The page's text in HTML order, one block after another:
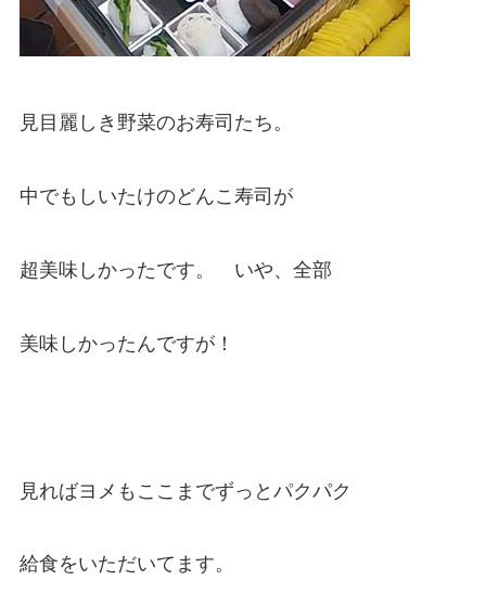
見目麗しき野菜のお寿司たち。
中でもしいたけのどんこ寿司が
超美味しかったです。 いや、全部
美味しかったんですが！
見ればヨメもここまでずっとパクパク
給食をいただいてます。